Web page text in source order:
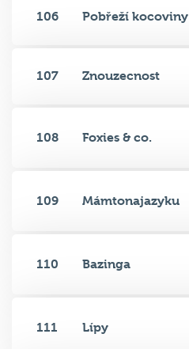
106 Pobřeží kocoviny
107 Znouzecnost
108 Foxies & co.
109 Mámtonajazyku
110 Bazinga
111 Lípy